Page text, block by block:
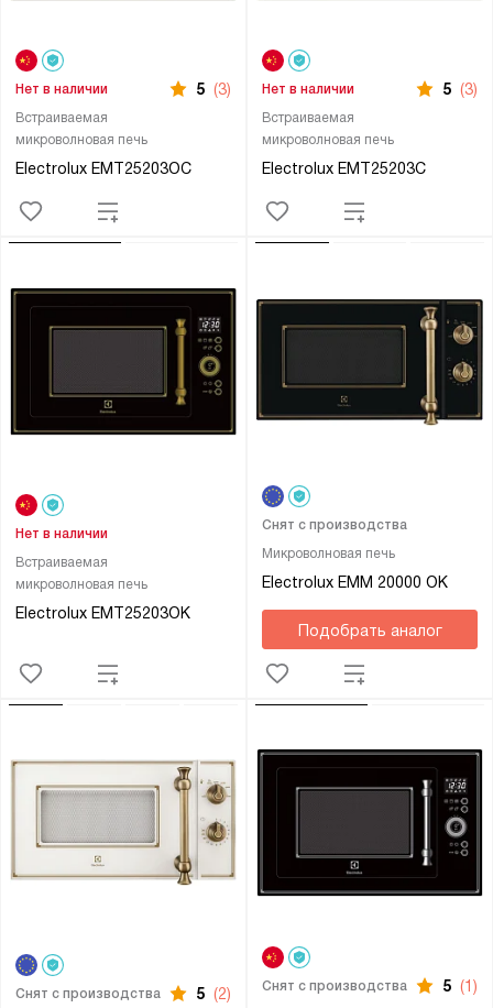
Встраиваемая
микроволновая печь
Electrolux EMT25203OC
Нет в наличии 5 (3)
Встраиваемая
микроволновая печь
Electrolux EMT25203C
Нет в наличии 5 (3)
Встраиваемая
микроволновая печь
Electrolux EMT25203OK
Нет в наличии
Микроволновая печь
Electrolux EMM 20000 OK
Снят с производства
Подобрать аналог
Снят с производства 5 (2) Снят с производства 5 (1)